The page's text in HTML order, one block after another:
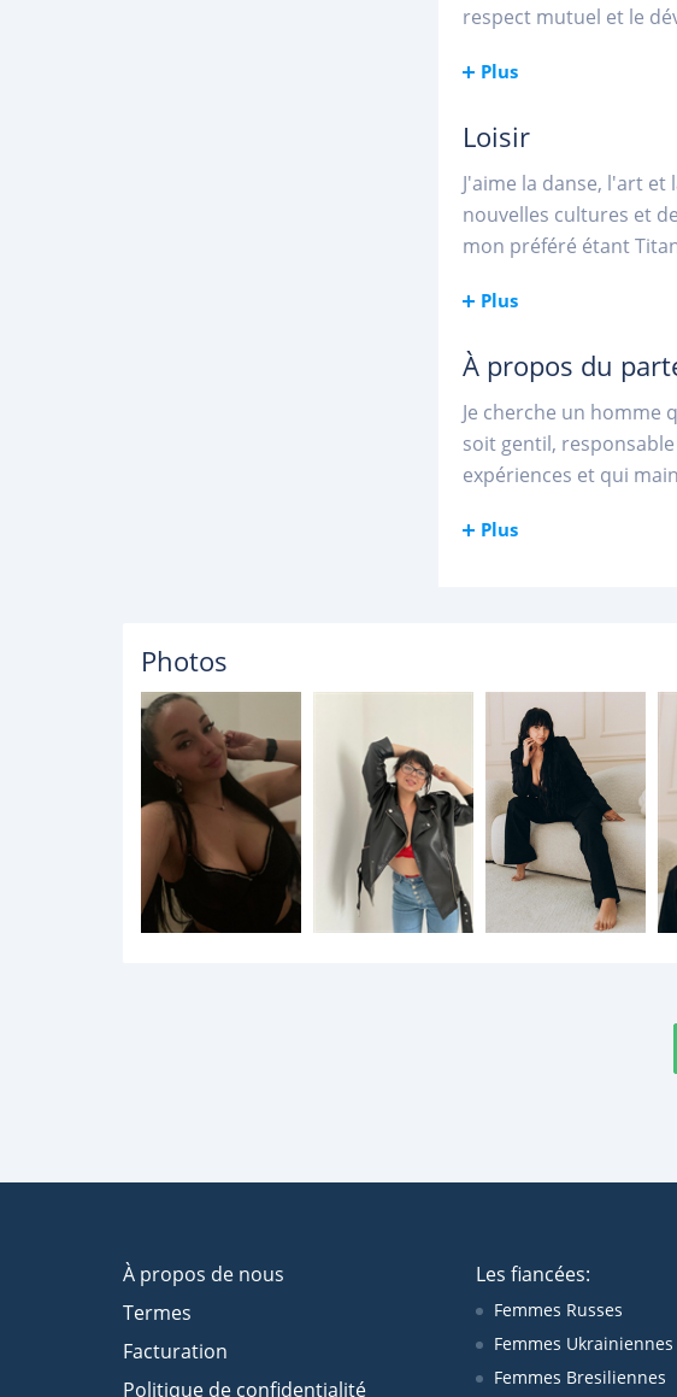
respect mutuel et le
Plus
Loisir
J'aime la danse, l'art
nouvelles cultures et
mon préféré étant
Plus
À propos du
Je cherche un
soit gentil,
expériences et qui
Plus
Photos
À propos de nous
Termes
Facturation
Politique de confidentialité
Les fiancées:
Femmes Russes
Femmes Ukrainiennes
Femmes Bresiliennes